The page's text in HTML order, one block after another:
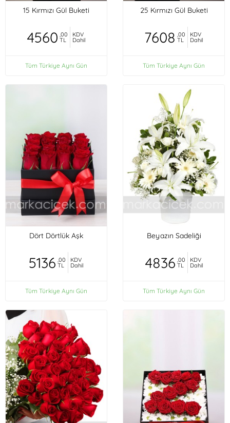
15 Kırmızı Gül Buketi
4560 ,00
TL
KDV
Dahil
Tüm Türkiye Aynı Gün
25 Kırmızı Gül Buketi
7608 ,00
TL
KDV
Dahil
Tüm Türkiye Aynı Gün
Dört Dörtlük Aşk
5136 ,00
TL
KDV
Dahil
Tüm Türkiye Aynı Gün
Beyazın Sadeliği
4836 ,00
TL
KDV
Dahil
Tüm Türkiye Aynı Gün